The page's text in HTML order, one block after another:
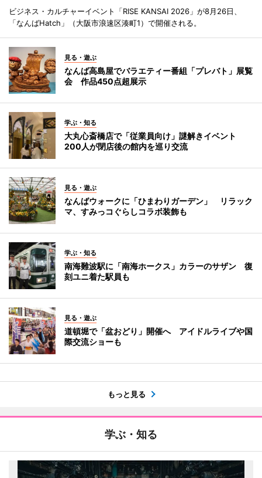
ビジネス・カルチャーイベント「RISE KANSAI 2026」が8月26日、
「なんばHatch」（大阪市浪速区湊町1）で開催される。
見る・遊ぶ
なんば高島屋でバラエティー番組「プレバト」展覧
会 作品450点超展示
学ぶ・知る
大丸心斎橋店で「従業員向け」謎解きイベント
200人が閉店後の館内を巡り交流
見る・遊ぶ
なんばウォークに「ひまわりガーデン」 リラック
マ、すみっコぐらしコラボ装飾も
学ぶ・知る
南海難波駅に「南海ホークス」カラーのサザン 復
刻ユニ着た駅員も
見る・遊ぶ
道頓堀で「盆おどり」開催へ アイドルライブや国
際交流ショーも
もっと見る
学ぶ・知る